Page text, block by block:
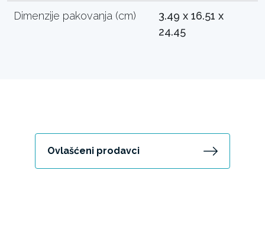
Dimenzije pakovanja (cm)
3.49 x 16.51 x
24.45
Ovlašćeni prodavci